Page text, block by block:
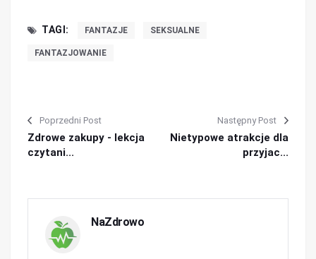
TAGI: FANTAZJE SEKSUALNE
FANTAZJOWANIE
Poprzedni Post
Zdrowe zakupy - lekcja
czytani...
Następny Post
Nietypowe atrakcje dla
przyjac...
NaZdrowo